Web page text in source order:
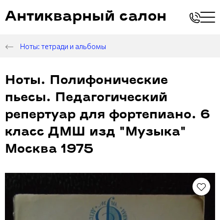
Антикварный салон
Ноты: тетради и альбомы
Ноты. Полифонические
пьесы. Педагогический
репертуар для фортепиано. 6
класс ДМШ изд "Музыка"
Москва 1975